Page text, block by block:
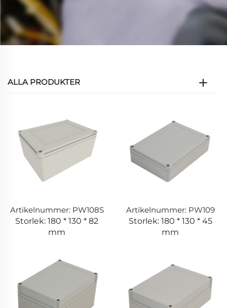
ALLA PRODUKTER
Artikelnummer: PW108S
Storlek: 180 * 130 * 82
mm
Artikelnummer: PW109
Storlek: 180 * 130 * 45
mm